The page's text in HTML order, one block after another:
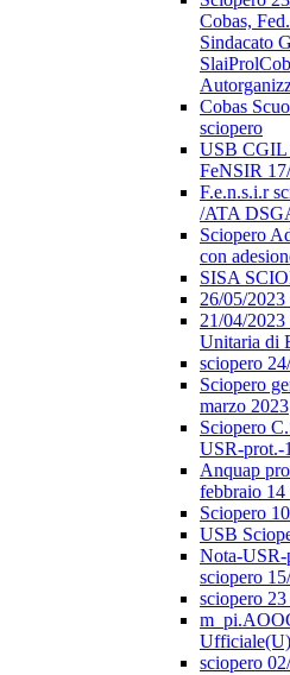
Cobas,
Sindacato
Cobas
sciopero
USB
FeNSIR
F.e.n.s.i.r
/ATA
Sciopero
con
SISA
26/05/
21/04/
Unitaria di
sciopero
Sciopero
marzo 2023
Sciopero
USR-prot.-
Anquap
febbraio 14
Sciopero
USB
Nota-USR-
sciopero
sciopero
sciopero